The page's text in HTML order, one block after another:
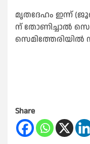
മൃതദേഹം ഇന്ന്
ന് തോണിച്ചാൽ
Share